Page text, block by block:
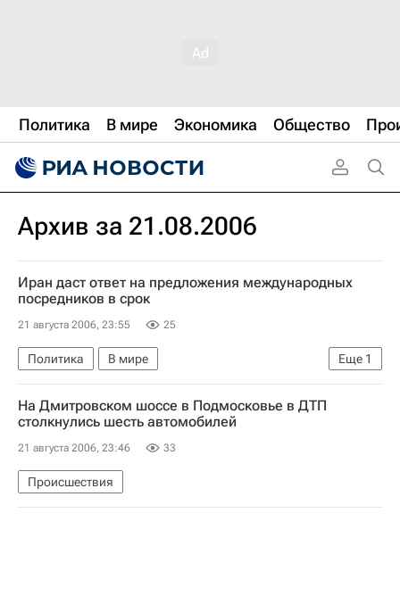
Политика В мире Экономика Общество
Архив за 21.08.2006
Иран даст ответ на предложения международных
посредников в срок
21 августа 2006, 23:55 25
Еще 1
Политика
В мире
Судьба иранского "ядерного досье"
На Дмитровском шоссе в Подмосковье в ДТП
столкнулись шесть автомобилей
21 августа 2006, 23:46 33
Происшествия